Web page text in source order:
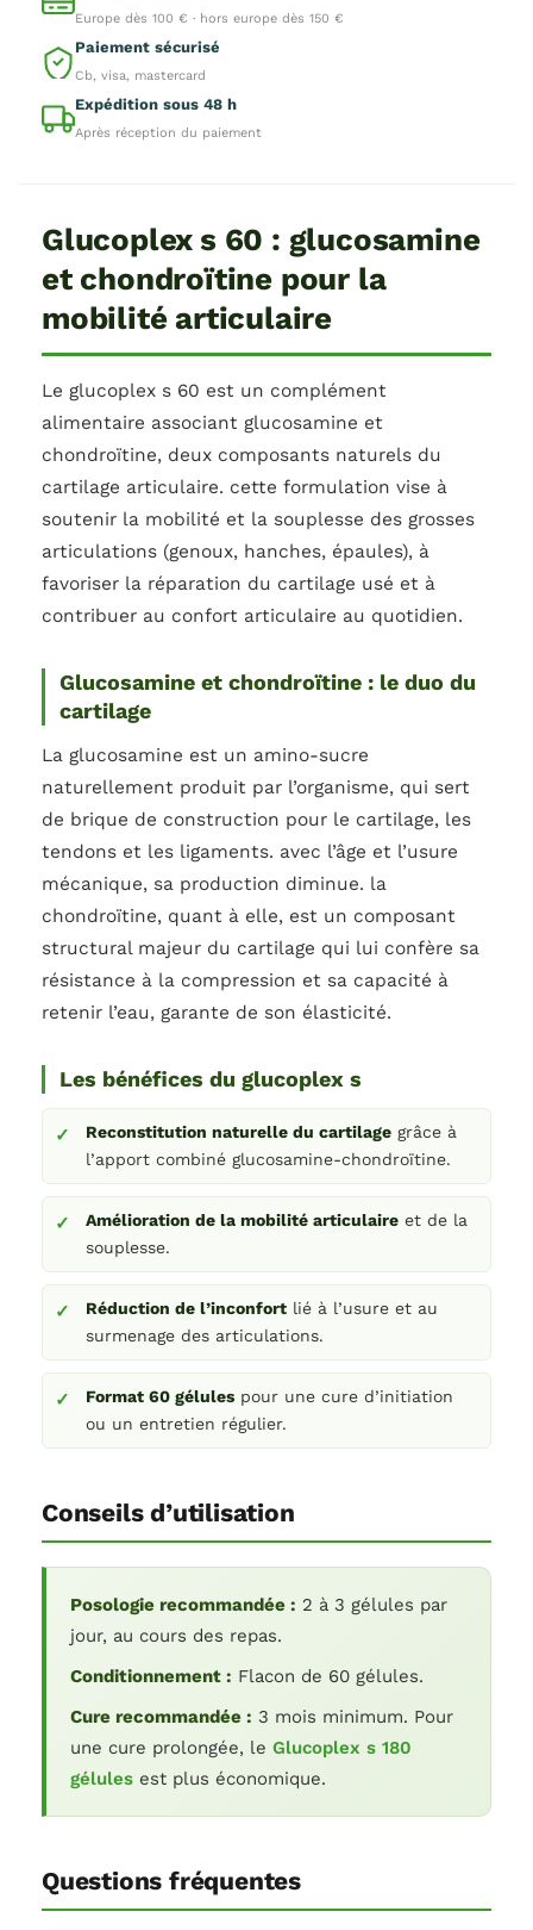
Europe dès 100 € · hors europe dès 150 €
Paiement sécurisé
Cb, visa, mastercard
Expédition sous 48 h
Après réception du paiement
Glucoplex s 60 : glucosamine
et chondroïtine pour la
mobilité articulaire
Le glucoplex s 60 est un complément
alimentaire associant glucosamine et
chondroïtine, deux composants naturels du
cartilage articulaire. cette formulation vise à
soutenir la mobilité et la souplesse des grosses
articulations (genoux, hanches, épaules), à
favoriser la réparation du cartilage usé et à
contribuer au confort articulaire au quotidien.
Glucosamine et chondroïtine : le duo du
cartilage
La glucosamine est un amino-sucre
naturellement produit par l’organisme, qui sert
de brique de construction pour le cartilage, les
tendons et les ligaments. avec l’âge et l’usure
mécanique, sa production diminue. la
chondroïtine, quant à elle, est un composant
structural majeur du cartilage qui lui confère sa
résistance à la compression et sa capacité à
retenir l’eau, garante de son élasticité.
Les bénéfices du glucoplex s
Reconstitution naturelle du cartilage grâce à
l’apport combiné glucosamine-chondroïtine.
Amélioration de la mobilité articulaire et de la
souplesse.
Réduction de l’inconfort lié à l’usure et au
surmenage des articulations.
Format 60 gélules pour une cure d’initiation
ou un entretien régulier.
Conseils d’utilisation
Posologie recommandée : 2 à 3 gélules par
jour, au cours des repas.
Conditionnement : Flacon de 60 gélules.
Cure recommandée : 3 mois minimum. Pour
une cure prolongée, le Glucoplex s 180
gélules est plus économique.
Questions fréquentes